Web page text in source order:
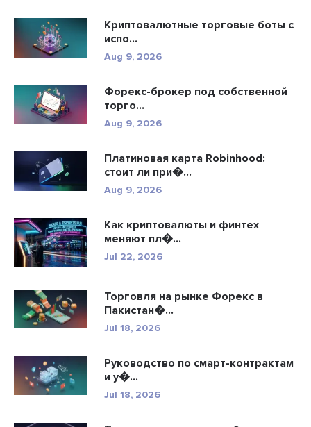
Криптовалютные торговые боты с
испо...
Aug 9, 2026
Форекс-брокер под собственной
торго...
Aug 9, 2026
Платиновая карта Robinhood:
стоит ли при�...
Aug 9, 2026
Как криптовалюты и финтех
меняют пл�...
Jul 22, 2026
Торговля на рынке Форекс в
Пакистан�...
Jul 18, 2026
Руководство по смарт-контрактам
и у�...
Jul 18, 2026